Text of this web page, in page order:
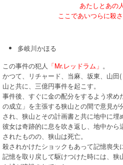
あたしとあ
ここであいつらに殺
多岐川かほる
この事件の犯人 「Mr.レッドラム」 。
かつて、リチャード、当麻、坂東、山
山と共に、三億円事件を起こす。
事件後、すぐに金の配分をするよう求
の成立」を主張する狭山との間で意見
され、狭山とその計画書と共に地中に埋
彼女は奇跡的に息を吹き返し、地中か
されたものの、狭山は死亡。
殺されかけたショックもあって記憶喪
記憶を取り戻して駆けつけた時には、